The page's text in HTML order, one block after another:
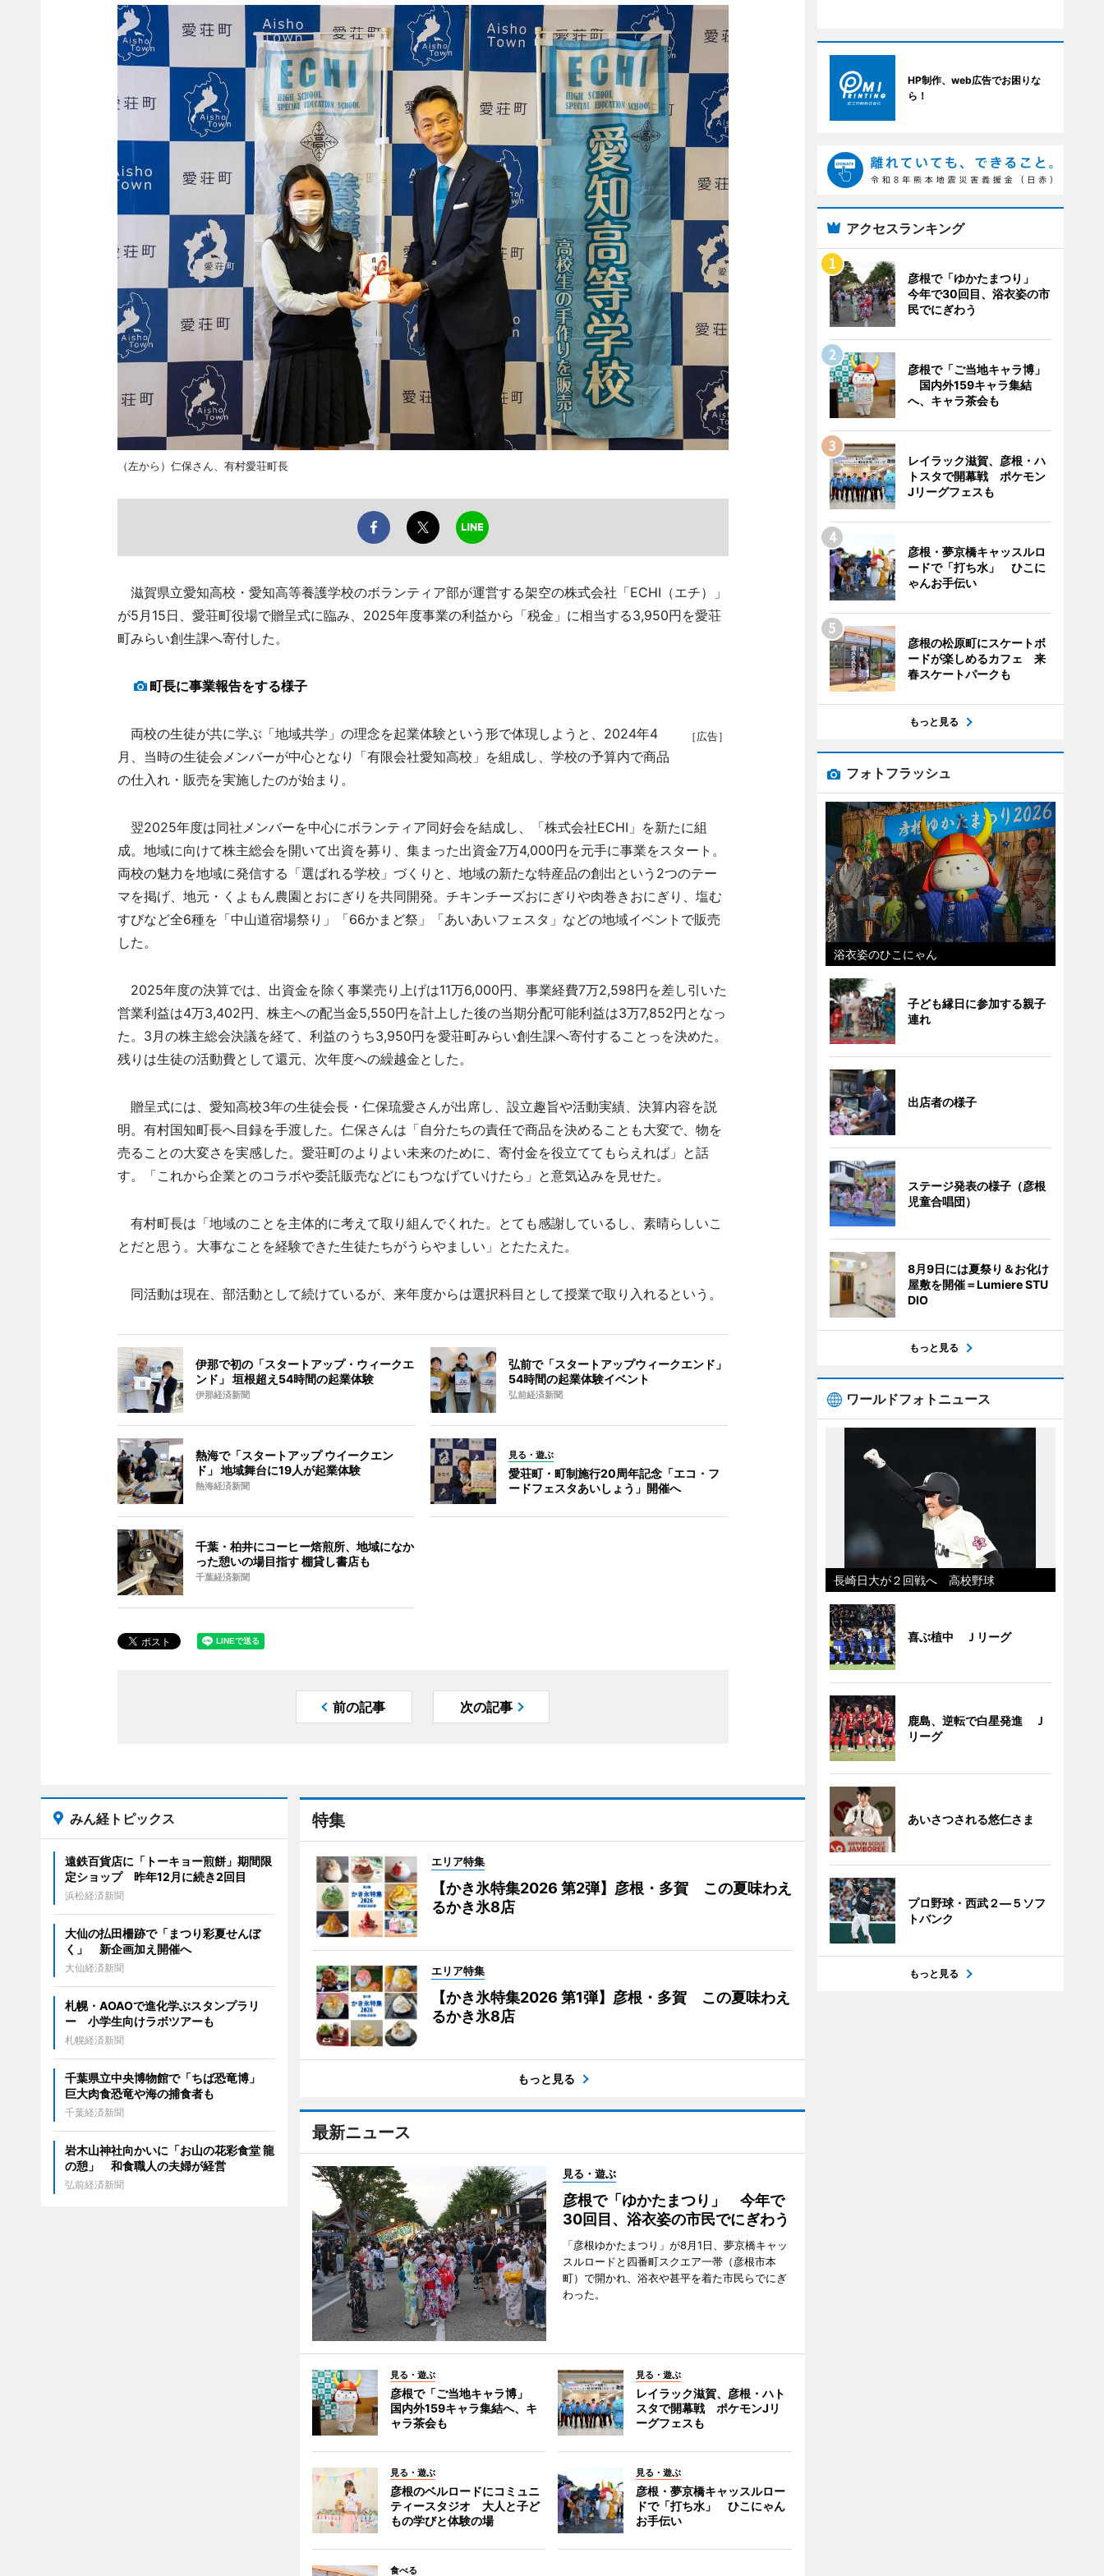
（左から）仁保さん、有村愛荘町長
滋賀県立愛知高校・愛知高等養護学校のボランティア部が運営する架空の株式会社「ECHI（エチ）」
が5月15日、愛荘町役場で贈呈式に臨み、2025年度事業の利益から「税金」に相当する3,950円を愛荘
町みらい創生課へ寄付した。
町長に事業報告をする様子
［広告］
両校の生徒が共に学ぶ「地域共学」の理念を起業体験という形で体現しようと、2024年4
月、当時の生徒会メンバーが中心となり「有限会社愛知高校」を組成し、学校の予算内で商品
の仕入れ・販売を実施したのが始まり。
翌2025年度は同社メンバーを中心にボランティア同好会を結成し、「株式会社ECHI」を新たに組
成。地域に向けて株主総会を開いて出資を募り、集まった出資金7万4,000円を元手に事業をスタート。
両校の魅力を地域に発信する「選ばれる学校」づくりと、地域の新たな特産品の創出という2つのテー
マを掲げ、地元・くよもん農園とおにぎりを共同開発。チキンチーズおにぎりや肉巻きおにぎり、塩む
すびなど全6種を「中山道宿場祭り」「66かまど祭」「あいあいフェスタ」などの地域イベントで販売
した。
2025年度の決算では、出資金を除く事業売り上げは11万6,000円、事業経費7万2,598円を差し引いた
営業利益は4万3,402円、株主への配当金5,550円を計上した後の当期分配可能利益は3万7,852円となっ
た。3月の株主総会決議を経て、利益のうち3,950円を愛荘町みらい創生課へ寄付することっを決めた。
残りは生徒の活動費として還元、次年度への繰越金とした。
贈呈式には、愛知高校3年の生徒会長・仁保琉愛さんが出席し、設立趣旨や活動実績、決算内容を説
明。有村国知町長へ目録を手渡した。仁保さんは「自分たちの責任で商品を決めることも大変で、物を
売ることの大変さを実感した。愛荘町のよりよい未来のために、寄付金を役立ててもらえれば」と話
す。「これから企業とのコラボや委託販売などにもつなげていけたら」と意気込みを見せた。
有村町長は「地域のことを主体的に考えて取り組んでくれた。とても感謝しているし、素晴らしいこ
とだと思う。大事なことを経験できた生徒たちがうらやましい」とたたえた。
同活動は現在、部活動として続けているが、来年度からは選択科目として授業で取り入れるという。
伊那で初の「スタートアップ・ウィークエ
ンド」 垣根超え54時間の起業体験
伊那経済新聞
弘前で「スタートアップウィークエンド」
54時間の起業体験イベント
弘前経済新聞
熱海で「スタートアップ ウイークエン
ド」 地域舞台に19人が起業体験
熱海経済新聞
見る・遊ぶ
愛荘町・町制施行20周年記念「エコ・フ
ードフェスタあいしょう」開催へ
千葉・柏井にコーヒー焙煎所、地域になか
った憩いの場目指す 棚貸し書店も
千葉経済新聞
前の記事 次の記事
特集
エリア特集
【かき氷特集2026 第2弾】彦根・多賀 この夏味わえ
るかき氷8店
エリア特集
【かき氷特集2026 第1弾】彦根・多賀 この夏味わえ
るかき氷8店
もっと見る
最新ニュース
見る・遊ぶ
彦根で「ゆかたまつり」 今年で
30回目、浴衣姿の市民でにぎわう
「彦根ゆかたまつり」が8月1日、夢京橋キャッ
スルロードと四番町スクエア一帯（彦根市本
町）で開かれ、浴衣や甚平を着た市民らでにぎ
わった。
見る・遊ぶ
彦根で「ご当地キャラ博」
国内外159キャラ集結へ、キ
ャラ茶会も
見る・遊ぶ
レイラック滋賀、彦根・ハト
スタで開幕戦 ポケモンJリ
ーグフェスも
見る・遊ぶ
彦根のベルロードにコミュニ
ティースタジオ 大人と子ど
もの学びと体験の場
見る・遊ぶ
彦根・夢京橋キャッスルロー
ドで「打ち水」 ひこにゃん
お手伝い
食べる
みん経トピックス
遠鉄百貨店に「トーキョー煎餅」期間限
定ショップ 昨年12月に続き2回目
浜松経済新聞
大仙の払田柵跡で「まつり彩夏せんぼ
く」 新企画加え開催へ
大仙経済新聞
札幌・AOAOで進化学ぶスタンプラリ
ー 小学生向けラボツアーも
札幌経済新聞
千葉県立中央博物館で「ちば恐竜博」
巨大肉食恐竜や海の捕食者も
千葉経済新聞
岩木山神社向かいに「お山の花彩食堂 龍
の憩」 和食職人の夫婦が経営
弘前経済新聞
HP制作、web広告でお困りな
ら！
アクセスランキング
彦根で「ゆかたまつり」
今年で30回目、浴衣姿の市
民でにぎわう
彦根で「ご当地キャラ博」
国内外159キャラ集結
へ、キャラ茶会も
レイラック滋賀、彦根・ハ
トスタで開幕戦 ポケモン
Jリーグフェスも
彦根・夢京橋キャッスルロ
ードで「打ち水」 ひこに
ゃんお手伝い
彦根の松原町にスケートボ
ードが楽しめるカフェ 来
春スケートパークも
もっと見る
フォトフラッシュ
浴衣姿のひこにゃん
子ども縁日に参加する親子
連れ
出店者の様子
ステージ発表の様子（彦根
児童合唱団）
8月9日には夏祭り＆お化け
屋敷を開催＝Lumiere STU
DIO
もっと見る
ワールドフォトニュース
長崎日大が２回戦へ 高校野球
喜ぶ植中 Ｊリーグ
鹿島、逆転で白星発進 Ｊ
リーグ
あいさつされる悠仁さま
プロ野球・西武２―５ソフ
トバンク
もっと見る